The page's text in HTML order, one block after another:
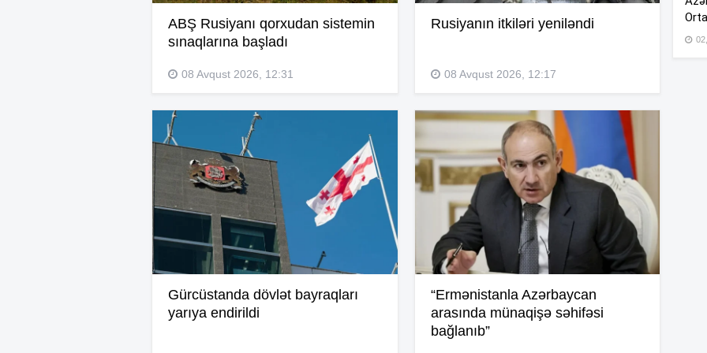
ABŞ Rusiyanı qorxudan sistemin
sınaqlarına başladı
08 Avqust 2026, 12:31
Rusiyanın itkiləri yeniləndi
08 Avqust 2026, 12:17
Gürcüstanda dövlət bayraqları
yarıya endirildi
“Ermənistanla Azərbaycan
arasında münaqişə səhifəsi
bağlanıb”